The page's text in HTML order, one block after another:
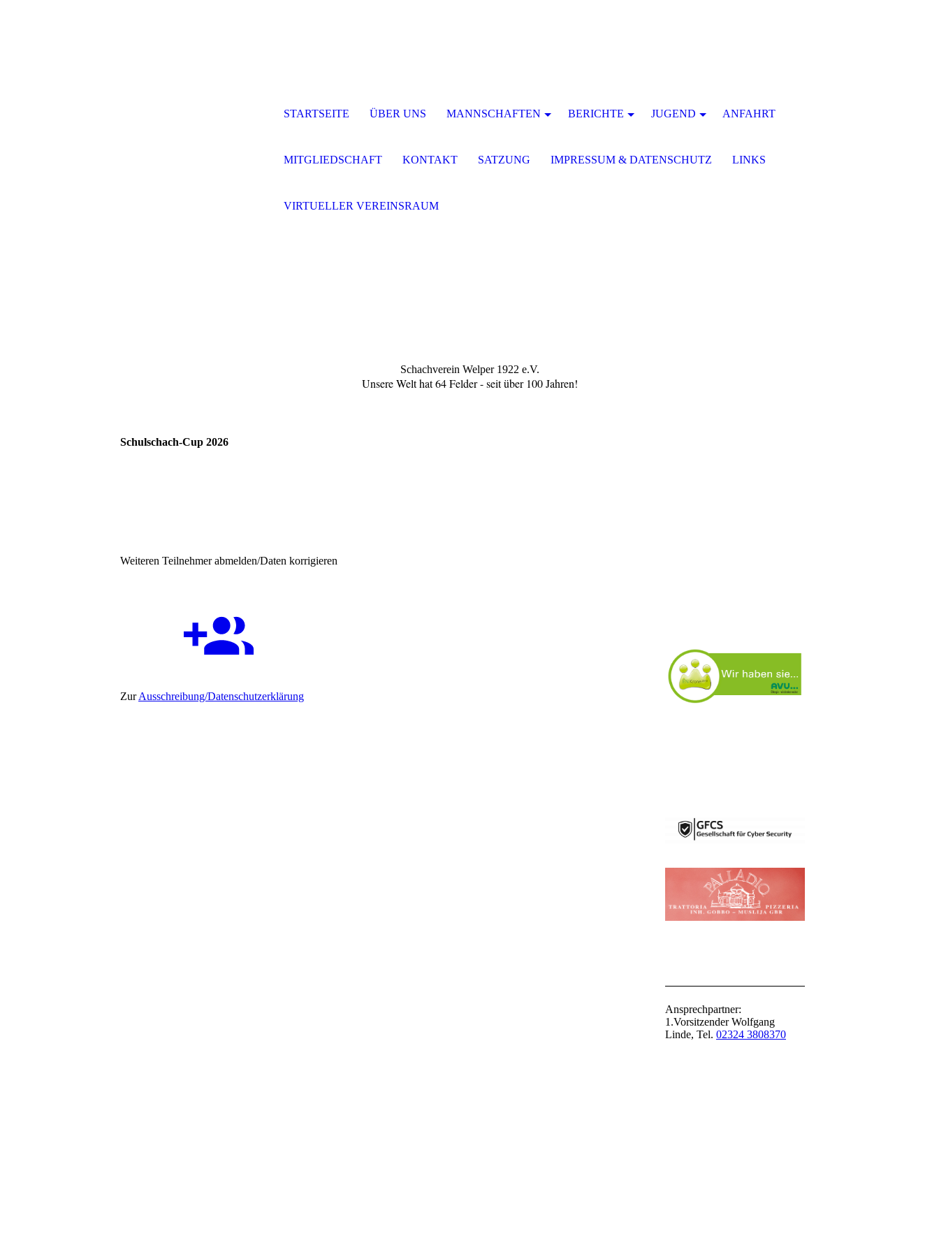
Schachverein Welper 1922 e.V.
Unsere Welt hat 64 Felder - seit über 100 Jahren!
Schulschach-Cup 2026
Weiteren Teilnehmer abmelden/Daten korrigieren
ZurAusschreibung/Datenschutzerklärung
Ansprechpartner:
1.Vorsitzender Wolfgang
Linde, Tel. 02324 3808370
STARTSEITE ÜBER UNS MANNSCHAFTEN BERICHTE JUGEND ANFAHRT
MITGLIEDSCHAFT KONTAKT SATZUNG IMPRESSUM & DATENSCHUTZ LINKS
VIRTUELLER VEREINSRAUM